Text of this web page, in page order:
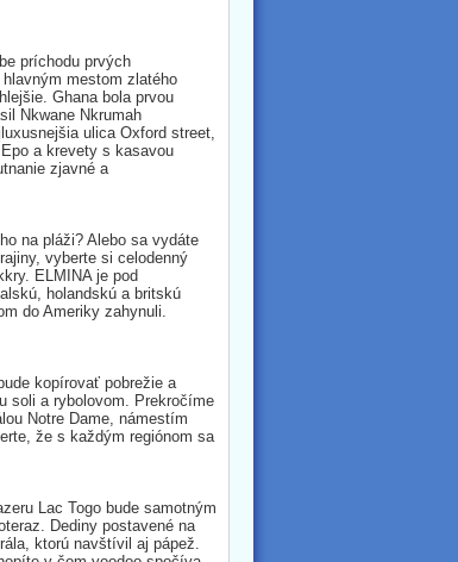
príchodu prvých
mestom zlatého
Ghana bola prvou
Nkwane Nkrumah
ulica Oxford street,
a krevety s kasavou
zjavné a
na pláži? Alebo sa vydáte
vyberte si celodenný
ELMINA je pod
holandskú a britskú
do Ameriky zahynuli.
kopírovať pobrežie a
soli a rybolovom. Prekročíme
Notre Dame, námestím
že s každým regiónom sa
Lac Togo bude samotným
Dediny postavené na
ktorú navštívil aj pápež.